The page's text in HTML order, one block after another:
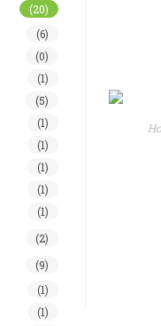
(20)
(6)
(0)
(1)
(5)
(1)
(1)
(1)
(1)
(1)
(2)
(9)
(1)
(1)